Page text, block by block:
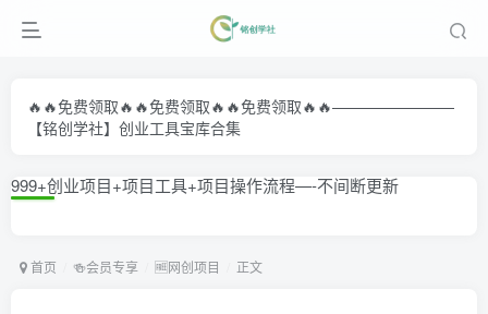
🔥🔥免费领取🔥🔥免费领取🔥🔥免费领取🔥🔥————————
【铭创学社】创业工具宝库合集
999+创业项目+项目工具+项目操作流程—-不间断更新
首页 🍻会员专享 🆓网创项目 正文